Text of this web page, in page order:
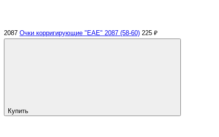
2087 Очки корригирующие "EAE" 2087 (58-60) 225 ₽
Купить